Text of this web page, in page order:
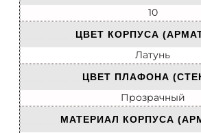
10
ЦВЕТ КОРПУСА
Латунь
ЦВЕТ ПЛАФОНА
Прозрачный
МАТЕРИАЛ КОРПУСА